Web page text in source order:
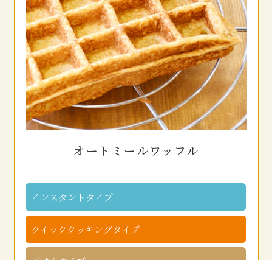
オートミールワッフル
インスタントタイプ
クイッククッキングタイプ